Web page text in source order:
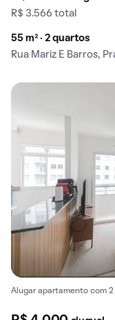
R$ 3.566 total
55 m² · 2 quartos
Rua Mariz E Barros,
Alugar apartamento com 2